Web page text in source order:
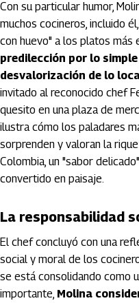
Con su particular humor,
muchos cocineros, incluido
con huevo" a los platos más
predilección por lo
desvalorización de lo
invitado al reconocido chef
quesito en una plaza de
ilustra cómo los paladares
sorprenden y valoran la
Colombia, un "sabor
convertido en paisaje.
La responsabilidad
El chef concluyó con una
social y moral de los
se está consolidando como
importante, Molina